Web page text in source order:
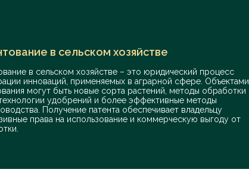
в сельском хозяйстве
в сельском хозяйстве – это юридический процесс
инноваций, применяемых в аграрной сфере. Объектами
могут быть новые сорта растений, методы обработки
удобрений и более эффективные методы
Получение патента обеспечивает владельцу
права на использование и коммерческую выгоду от